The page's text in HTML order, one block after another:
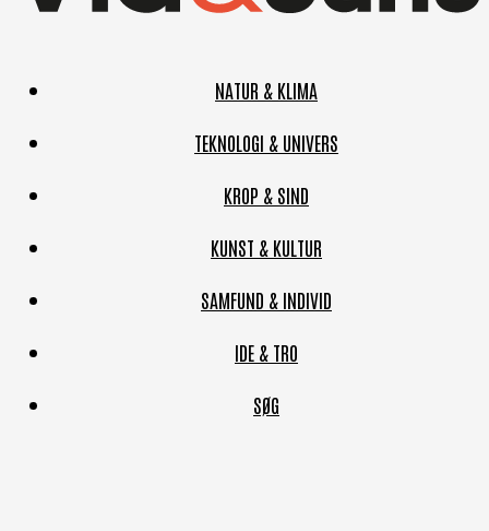
NATUR & KLIMA
TEKNOLOGI & UNIVERS
KROP & SIND
KUNST & KULTUR
SAMFUND & INDIVID
IDE & TRO
SØG